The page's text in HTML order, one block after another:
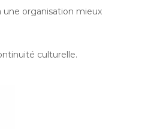
une organisation mieux
culturelle.